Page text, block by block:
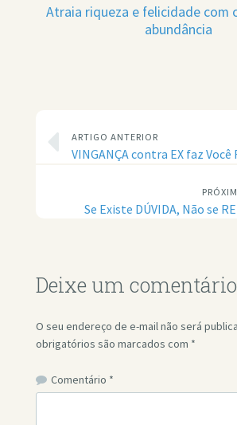
Atraia riqueza e felicidade com
abundância
ARTIGO ANTERIOR
VINGANÇA contra EX faz
Se Existe DÚVIDA, Não se
Deixe um comentário
O seu endereço de e-mail não será
obrigatórios são marcados com *
Comentário *